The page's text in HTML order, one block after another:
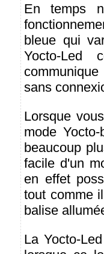
En temps
bleue qui
Yocto-Led
sans
Lorsque
mode
beaucoup
facile d'un
en effet
tout comme
balise
La Yocto-